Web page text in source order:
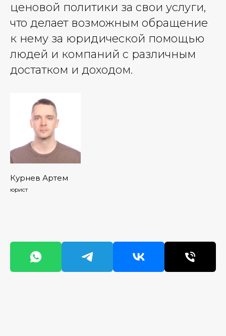
ценовой политики за свои услуги,
что делает возможным обращение
к нему за юридической помощью
людей и компаний с различным
достатком и доходом.
Курнев Артем
юрист